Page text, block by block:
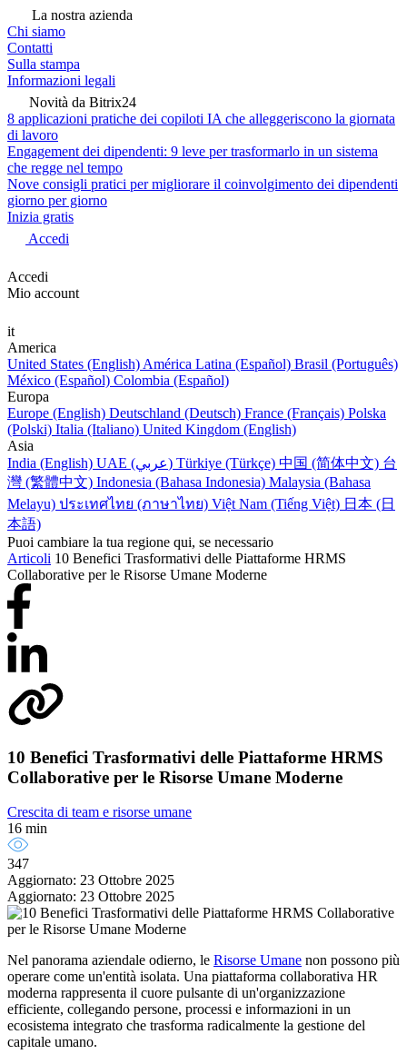
La nostra azienda
Chi siamo
Contatti
Sulla stampa
Informazioni legali
Novità da Bitrix24
8 applicazioni pratiche dei copiloti IA che alleggeriscono la giornata
di lavoro
Engagement dei dipendenti: 9 leve per trasformarlo in un sistema
che regge nel tempo
Nove consigli pratici per migliorare il coinvolgimento dei dipendenti
giorno per giorno
Inizia gratis
Accedi
Accedi
Mio account
it
America
United States (English) América Latina (Español) Brasil (Português)
México (Español) Colombia (Español)
Europa
Europe (English) Deutschland (Deutsch) France (Français) Polska
(Polski) Italia (Italiano) United Kingdom (English)
Asia
India (English)
UAE (عربي) Türkiye (Türkçe) 中国 (简体中文) 台
灣 (繁體中文) Indonesia (Bahasa Indonesia) Malaysia (Bahasa
Melayu) ประเทศไทย (ภาษาไทย) Việt Nam (Tiếng Việt) 日本 (日
本語)
Puoi cambiare la tua regione qui, se necessario
Articoli 10 Benefici Trasformativi delle Piattaforme HRMS
Collaborative per le Risorse Umane Moderne
10 Benefici Trasformativi delle Piattaforme HRMS
Collaborative per le Risorse Umane Moderne
Crescita di team e risorse umane
16 min
347
Aggiornato: 23 Ottobre 2025
Aggiornato: 23 Ottobre 2025
Nel panorama aziendale odierno, le Risorse Umane non possono più
operare come un'entità isolata. Una piattaforma collaborativa HR
moderna rappresenta il cuore pulsante di un'organizzazione
efficiente, collegando persone, processi e informazioni in un
ecosistema integrato che trasforma radicalmente la gestione del
capitale umano.